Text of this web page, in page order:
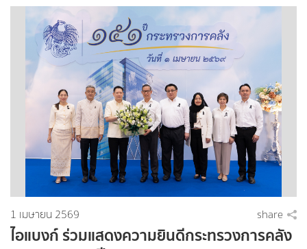
1 เมษายน 2569 share
ไอแบงก์ ร่วมแสดงความยินดีกระทรวงการคลัง